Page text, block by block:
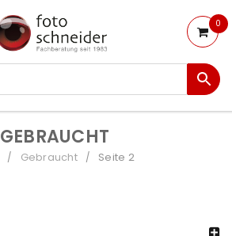
0
GEBRAUCHT
/ Gebraucht / Seite 2